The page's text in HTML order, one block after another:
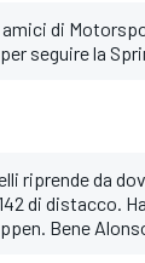
amici di
seguire la
riprende da
di distacco.
Bene